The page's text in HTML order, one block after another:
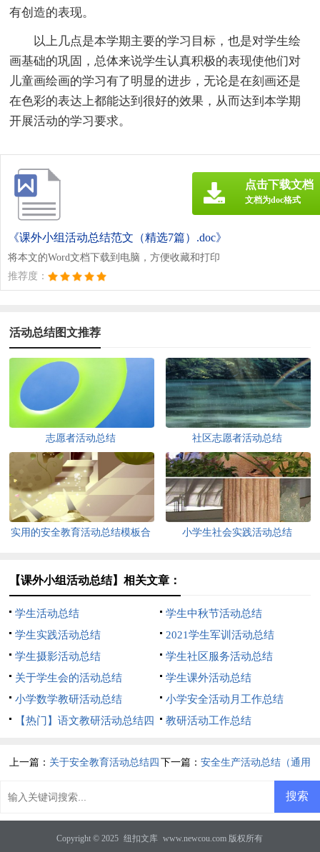
有创造的表现。
以上几点是本学期主要的学习目标，也是对学生绘
画基础的巩固，总体来说学生认真积极的表现使他们对
儿童画绘画的学习有了明显的进步，无论是在刻画还是
在色彩的表达上都能达到很好的效果，从而达到本学期
开展活动的学习要求。
《课外小组活动总结范文（精选7篇）.doc》
将本文的Word文档下载到电脑，方便收藏和打印
推荐度：
点击下载文档
文档为doc格式
活动总结图文推荐
志愿者活动总结 社区志愿者活动总结
实用的安全教育活动总结模板合
小学生社会实践活动总结
【课外小组活动总结】相关文章：
学生活动总结
学生中秋节活动总结
学生实践活动总结
2021学生军训活动总结
学生摄影活动总结
学生社区服务活动总结
关于学生会的活动总结
学生课外活动总结
小学数学教研活动总结
小学安全活动月工作总结
【热门】语文教研活动总结四
教研活动工作总结
上一篇： 关于安全教育活动总结四 下一篇： 安全生产活动总结（通用
Copyright © 2025 纽扣文库 www.newcou.com 版权所有